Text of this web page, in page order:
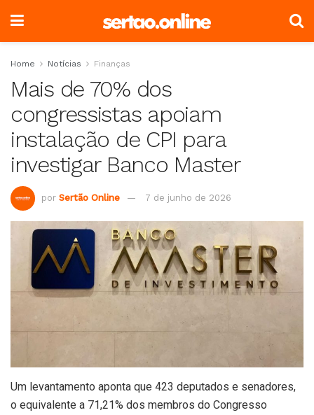
Home Notícias Finanças
Mais de 70% dos
congressistas apoiam
instalação de CPI para
investigar Banco Master
por Sertão Online 7 de junho de 2026
Um levantamento aponta que 423 deputados e senadores,
o equivalente a 71,21% dos membros do Congresso